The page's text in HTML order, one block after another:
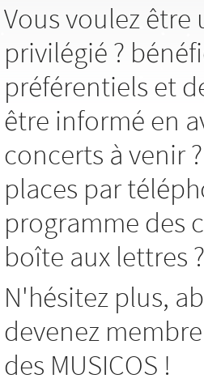
Vous voulez
privilégié ?
préférentiels et
être informé en
concerts à venir
places par
programme des
boîte aux lettres ?
N'hésitez plus,
devenez
des MUSICOS !